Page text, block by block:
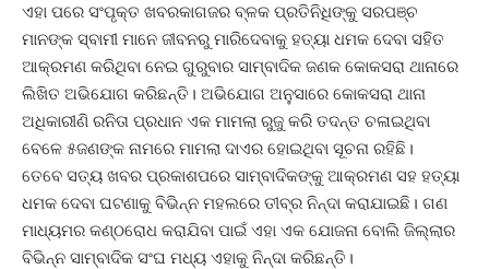
ଏହା ପରେ ସଂପୃକ୍ତ ଖବରକାଗଜର ବ୍ଳକ ପ୍ରତିନିଧିଙ୍କୁ ସରପଞ୍ଚ
ମାନଙ୍କ ସ୍ବାମୀ ମାନେ ଜୀବନରୁ ମାରିଦେବାକୁ ହତ୍ୟା ଧମକ ଦେବା ସହିତ
ଆକ୍ରମଣ କରିଥିବା ନେଇ ଗୁରୁବାର ସାମ୍ବାଦିକ ଜଣକ କୋକସରା ଥାନାରେ
ଲିଖିତ ଅଭିଯୋଗ କରିଛନ୍ତି। ଅଭିଯୋଗ ଅନୁସାରେ କୋକସରା ଥାନା
ଅଧିକାରୀଣି ରନିତା ପ୍ରଧାନ ଏକ ମାମଲା ରୁଜୁ କରି ତଦନ୍ତ ଚଳାଇଥିବା
ବେଳେ ୫ଜଣଙ୍କ ନାମରେ ମାମଲା ଦାଏର ହୋଇଥିବା ସୂଚନା ରହିଛି।
ତେବେ ସତ୍ୟ ଖବର ପ୍ରକାଶପରେ ସାମ୍ବାଦିକଙ୍କୁ ଆକ୍ରମଣ ସହ ହତ୍ୟା
ଧମକ ଦେବା ଘଟଣାକୁ ବିଭିନ୍ନ ମହଲରେ ତୀବ୍ର ନିନ୍ଦା କରାଯାଇଛି। ଗଣ
ମାଧ୍ୟମର କଣ୍ଠରୋଧ କରାଯିବା ପାଇଁ ଏହା ଏକ ଯୋଜନା ବୋଲି ଜିଲ୍ଲାର
ବିଭିନ୍ନ ସାମ୍ବାଦିକ ସଂଘ ମଧ୍ୟ ଏହାକୁ ନିନ୍ଦା କରିଛନ୍ତି।